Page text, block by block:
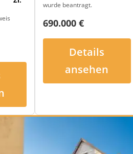
wurde beantragt.
690.000 €
Details
ansehen